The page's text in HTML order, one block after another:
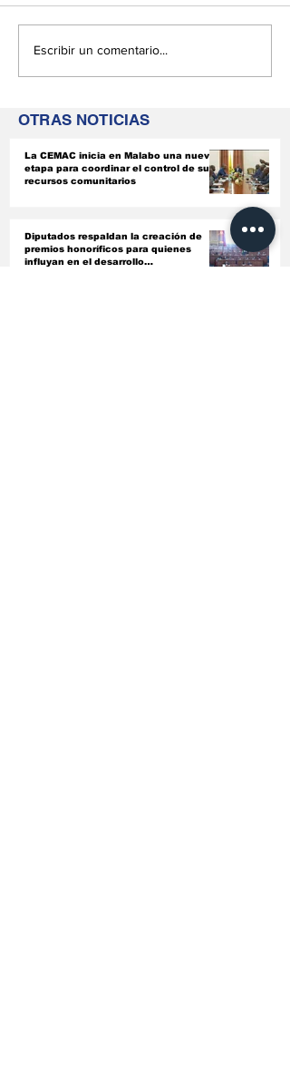
Guinea Ecuatorial
colaboración
Escribir un comentario...
OTRAS NOTICIAS
La CEMAC inicia en Malabo una nueva
etapa para coordinar el control de sus
recursos comunitarios
Diputados respaldan la creación de
premios honoríficos para quienes
influyan en el desarrollo